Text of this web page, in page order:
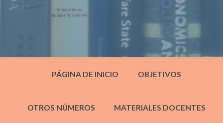
PÁGINA DE INICIO OBJETIVOS
OTROS NÚMEROS MATERIALES DOCENTES